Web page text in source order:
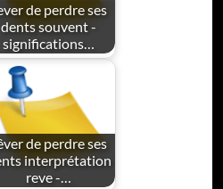
de perdre ses
dents souvent -
significations…
de perdre ses
interprétation
reve -…